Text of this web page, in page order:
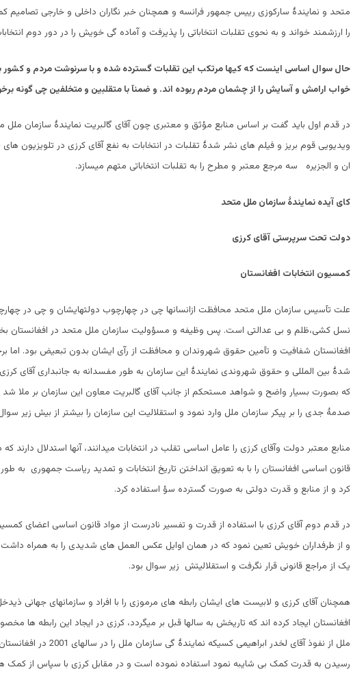
متحد و نمایندۀ سارکوزی رییس جمهور فرانسه و همچنان خبر نگاران داخلی و خارجی
را ارزشمند خواند و به نحوی تقلبات انتخاباتی را پذیرفت و آماده گی خویش را در دور دوم
حال سوال اساسی اینست که کیها مرتکب این تقلبات گسترده شده و با سرنوشت مردم و کشور
خواب ارامش و آسایش را از چشمان مردم ربوده اند. و ضمنآ با متقلبین و متخلفین چی گونه
در قدم اول باید گفت بر اساس منابع مؤثق و معتبری چون آقای گالبریت نمایندۀ سازمان
ویدیویی قوم بریز و فیلم های نشر شدۀ تقلبات در انتخابات به نفع آقای کرزی در تلویزیون
ان و الجزیره سه مرجع معتبر و مطرح را به تقلبات انتخاباتی متهم میسازد.
کای آیده نمایندۀ سازمان ملل متحد
دولت تحت سرپرستی آقای کرزی
کمسیون انتخابات افغانستان
علت تآسیس سازمان ملل متحد محافظت ازانسانها چی در چهارچوب دولتهایشان و چی در
نسل کشی،ظلم و بی عدالتی است. پس وظیفه و مسؤولیت سازمان ملل متحد در افغانستان
افغانستان شفافیت و تآمین حقوق شهروندان و محافظت از رآی ایشان بدون تبعیض بود. اما
شدۀ بین المللی و حقوق شهروندی نمایندۀ این سازمان به طور مفسدانه به جانبداری آقای
که بصورت بسیار واضح و شواهد مستحکم از جانب آقای گالبریت معاون این سازمان بر ملا
صدمۀ جدی را بر پیکر سازمان ملل وارد نمود و استقلالیت این سازمان را بیشتر از بیش زیر
منابع معتبر دولت وآقای کرزی را عامل اساسی تقلب در انتخابات میدانند، آنها استدلال دارند
قانون اساسی افغانستان را با به تعویق انداختن تاریخ انتخابات و تمدید ریاست جمهوری به
کرد و از منابع و قدرت دولتی به صورت گسترده سؤ استفاده کرد.
در قدم دوم آقای کرزی با استفاده از قدرت و تفسیر نادرست از مواد قانون اساسی اعضای
و از طرفداران خویش تعین نمود که در همان اوایل عکس العمل های شدیدی را به همراه
یک از مراجع قانونی قرار نگرفت و استقلالیتش زیر سوال بود.
همچنان آقای کرزی و لابیست های ایشان رابطه های مرموزی را با افراد و سازمانهای جهانی
افغانستان ایجاد کرده اند که تاریخش به سالها قبل بر میگردد، کرزی در ایجاد این رابطه ها
ملل از نفوذ آقای لخدر ابراهیمی کسیکه
رسیدن به قدرت کمک بی شایبه نمود استفاده نموده است و در مقابل کرزی با سپاس از کمک